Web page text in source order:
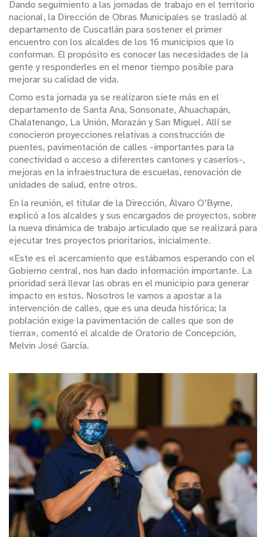
Dando seguimiento a las jornadas de trabajo en el territorio
nacional, la Dirección de Obras Municipales se trasladó al
departamento de Cuscatlán para sostener el primer
encuentro con los alcaldes de los 16 municipios que lo
conforman. El propósito es conocer las necesidades de la
gente y responderles en el menor tiempo posible para
mejorar su calidad de vida.
Como esta jornada ya se realizaron siete más en el
departamento de Santa Ana, Sonsonate, Ahuachapán,
Chalatenango, La Unión, Morazán y San Miguel. Allí se
conocieron proyecciones relativas a construcción de
puentes, pavimentación de calles -importantes para la
conectividad o acceso a diferentes cantones y caseríos-,
mejoras en la infraestructura de escuelas, renovación de
unidades de salud, entre otros.
En la reunión, el titular de la Dirección, Álvaro O’Byrne,
explicó a los alcaldes y sus encargados de proyectos, sobre
la nueva dinámica de trabajo articulado que se realizará para
ejecutar tres proyectos prioritarios, inicialmente.
«Este es el acercamiento que estábamos esperando con el
Gobierno central, nos han dado información importante. La
prioridad será llevar las obras en el municipio para generar
impacto en estos. Nosotros le vamos a apostar a la
intervención de calles, que es una deuda histórica; la
población exige la pavimentación de calles que son de
tierra», comentó el alcalde de Oratorio de Concepción,
Melvin José García.